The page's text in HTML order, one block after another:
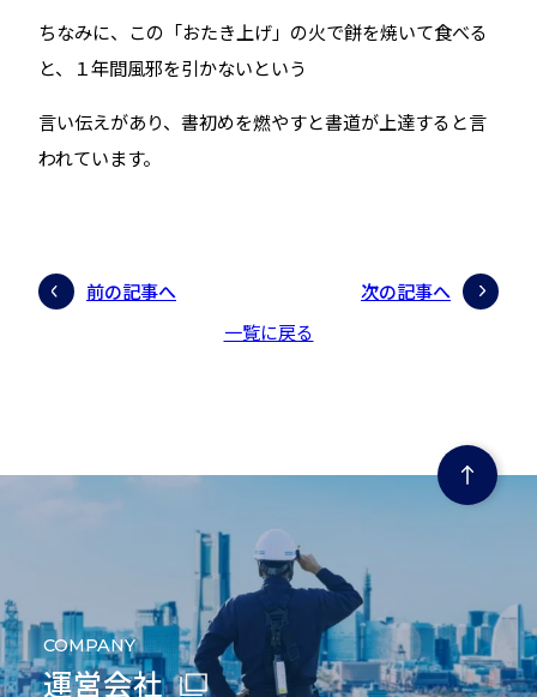
ちなみに、この「おたき上げ」の火で餅を焼いて食べる
と、１年間風邪を引かないという
言い伝えがあり、書初めを燃やすと書道が上達すると言
われています。
前の記事へ
一覧に戻る
次の記事へ
ページの先頭にもどる
COMPANY
運営会社